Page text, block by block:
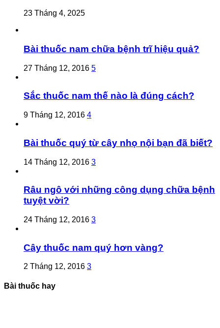
23 Tháng 4, 2025
Bài thuốc nam chữa bệnh trĩ hiệu quả?
27 Tháng 12, 2016 5
Sắc thuốc nam thế nào là đúng cách?
9 Tháng 12, 2016 4
Bài thuốc quý từ cây nhọ nội bạn đã biết?
14 Tháng 12, 2016 3
Râu ngô với những công dụng chữa bệnh
tuyệt vời?
24 Tháng 12, 2016 3
Cây thuốc nam quý hơn vàng?
2 Tháng 12, 2016 3
Bài thuốc hay